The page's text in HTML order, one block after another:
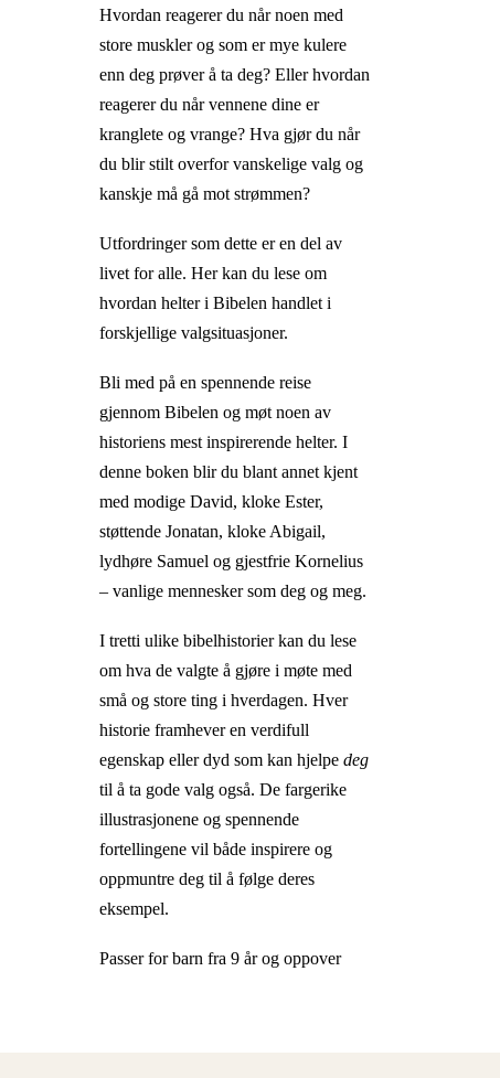
Hvordan reagerer du når noen med
store muskler og som er mye kulere
enn deg prøver å ta deg? Eller hvordan
reagerer du når vennene dine er
kranglete og vrange? Hva gjør du når
du blir stilt overfor vanskelige valg og
kanskje må gå mot strømmen?
Utfordringer som dette er en del av
livet for alle. Her kan du lese om
hvordan helter i Bibelen handlet i
forskjellige valgsituasjoner.
Bli med på en spennende reise
gjennom Bibelen og møt noen av
historiens mest inspirerende helter. I
denne boken blir du blant annet kjent
med modige David, kloke Ester,
støttende Jonatan, kloke Abigail,
lydhøre Samuel og gjestfrie Kornelius
– vanlige mennesker som deg og meg.
I tretti ulike bibelhistorier kan du lese
om hva de valgte å gjøre i møte med
små og store ting i hverdagen. Hver
historie framhever en verdifull
egenskap eller dyd som kan hjelpedeg
til å ta gode valg også. De fargerike
illustrasjonene og spennende
fortellingene vil både inspirere og
oppmuntre deg til å følge deres
eksempel.
Passer for barn fra 9 år og oppover